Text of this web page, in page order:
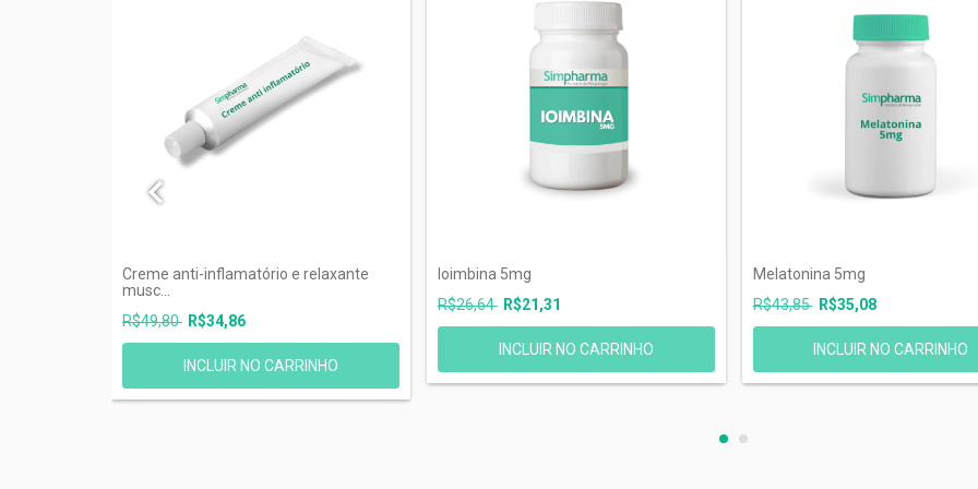
Creme anti-inflamatório e relaxante
musc...
R$49,80 R$34,86
INCLUIR NO CARRINHO
Ioimbina 5mg
R$26,64 R$21,31
INCLUIR NO CARRINHO
Melatonina 5mg
R$43,85 R$35,08
INCLUIR NO CARRINHO